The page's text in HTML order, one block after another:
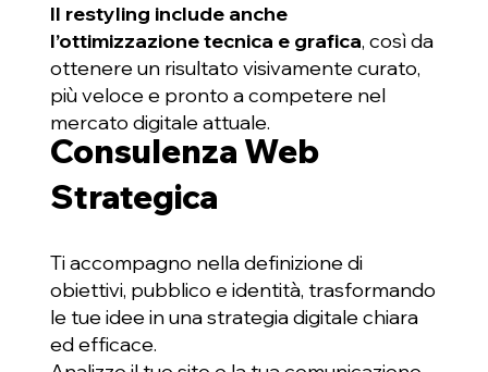
Il restyling include anche
l’ottimizzazione tecnica e grafica, così da
ottenere un risultato visivamente curato,
più veloce e pronto a competere nel
mercato digitale attuale.
Consulenza Web
Strategica
Ti accompagno nella definizione di
obiettivi, pubblico e identità, trasformando
le tue idee in una strategia digitale chiara
ed efficace.